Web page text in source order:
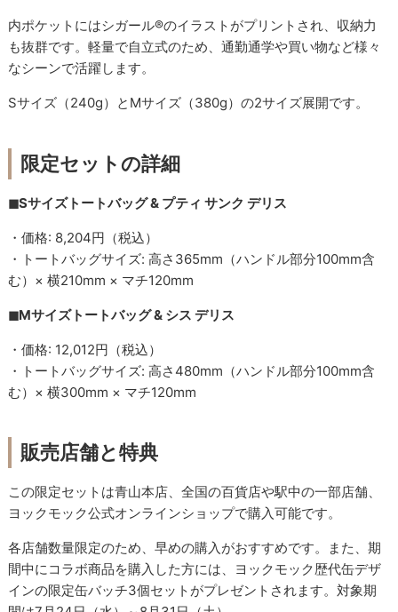
内ポケットにはシガール®のイラストがプリントされ、収納力
も抜群です。軽量で自立式のため、通勤通学や買い物など様々
なシーンで活躍します。
Sサイズ（240g）とMサイズ（380g）の2サイズ展開です。
限定セットの詳細
◼︎Sサイズトートバッグ & プティ サンク デリス
・価格: 8,204円（税込）
・トートバッグサイズ: 高さ365mm（ハンドル部分100mm含
む）× 横210mm × マチ120mm
◼︎Mサイズトートバッグ & シス デリス
・価格: 12,012円（税込）
・トートバッグサイズ: 高さ480mm（ハンドル部分100mm含
む）× 横300mm × マチ120mm
販売店舗と特典
この限定セットは青山本店、全国の百貨店や駅中の一部店舗、
ヨックモック公式オンラインショップで購入可能です。
各店舗数量限定のため、早めの購入がおすすめです。また、期
間中にコラボ商品を購入した方には、ヨックモック歴代缶デザ
インの限定缶バッチ3個セットがプレゼントされます。対象期